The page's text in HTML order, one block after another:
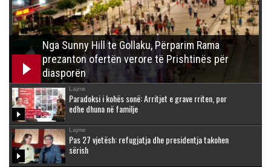
Nga Sunny Hill te Gollaku, Përparim Rama
prezanton ofertën verore të Prishtinës për
diasporën
Lajme
Paradoksi i kohës sonë: Arritjet e grave rriten, por
edhe dhuna në familje
Lajme
Pas 27 vjetësh: refugjatja dhe presidentja takohen
sërish